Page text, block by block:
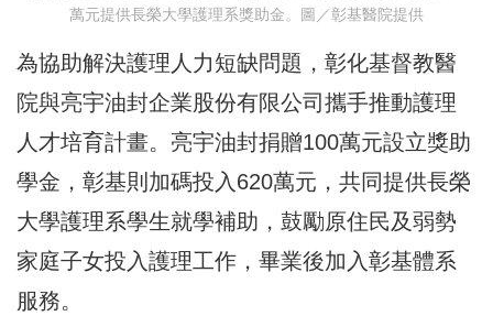
萬元提供長榮大學護理系獎助金。圖／彰基醫院提供
為協助解決護理人力短缺問題，彰化基督教醫
院與亮宇油封企業股份有限公司攜手推動護理
人才培育計畫。亮宇油封捐贈100萬元設立獎助
學金，彰基則加碼投入620萬元，共同提供長榮
大學護理系學生就學補助，鼓勵原住民及弱勢
家庭子女投入護理工作，畢業後加入彰基體系
服務。